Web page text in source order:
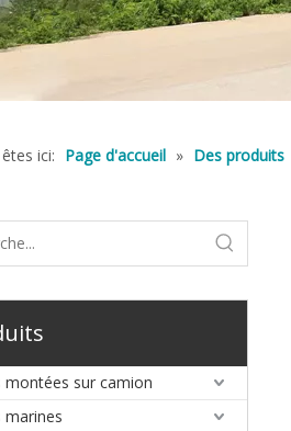
ici: Page d'accueil » Des produits
montées sur camion
marines